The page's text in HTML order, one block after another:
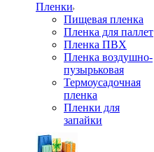
Пленки
Пищевая пленка
Пленка для паллет
Пленка ПВХ
Пленка воздушно-
пузырьковая
Термоусадочная
пленка
Пленки для
запайки